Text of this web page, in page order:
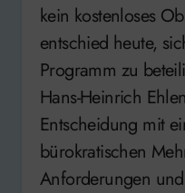
kein kostenloses
entschied heute,
Programm zu
Hans-Heinrich
Entscheidung mit
bürokratischen
Anforderungen